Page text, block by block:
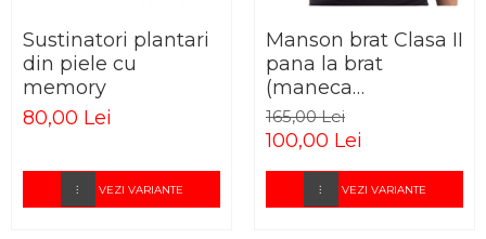
Sustinatori plantari
din piele cu
memory
80,00 Lei
VEZI VARIANTE
Manson brat Clasa II
pana la brat
(maneca
compresiva)
165,00 Lei
100,00 Lei
VEZI VARIANTE